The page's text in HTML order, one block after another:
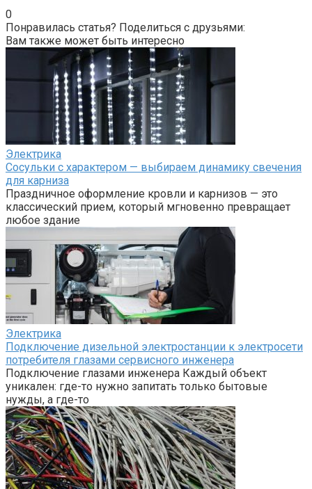
0
Понравилась статья? Поделиться с друзьями:
Вам также может быть интересно
Электрика
Сосульки с характером — выбираем динамику свечения
для карниза
Праздничное оформление кровли и карнизов — это
классический прием, который мгновенно превращает
любое здание
Электрика
Подключение дизельной электростанции к электросети
потребителя глазами сервисного инженера
Подключение глазами инженера Каждый объект
уникален: где-то нужно запитать только бытовые
нужды, а где-то